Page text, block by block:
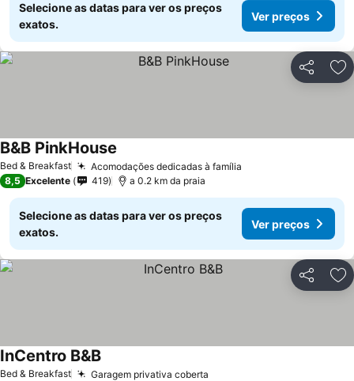
Selecione as datas para ver os preços
exatos.
Ver preços
Partilhar
Bed & Breakfast Acomodações dedicadas à família
B&B PinkHouse
8,5 Excelente 419 a 0.2 km da praia
Selecione as datas para ver os preços
exatos.
Ver preços
Partilhar
Bed & Breakfast Garagem privativa coberta
InCentro B&B